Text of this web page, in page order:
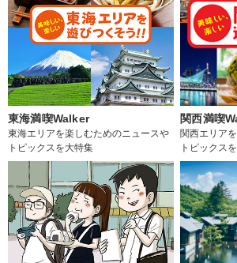
東海満喫Walker
東海エリアを楽しむためのニュースや
トピックスを大特集
関西満喫
関西エリア
トピックス